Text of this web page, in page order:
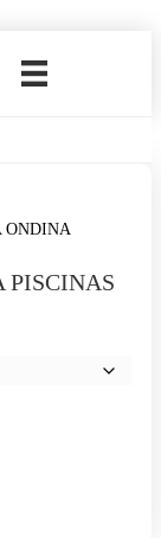
ONDINA
PISCINAS